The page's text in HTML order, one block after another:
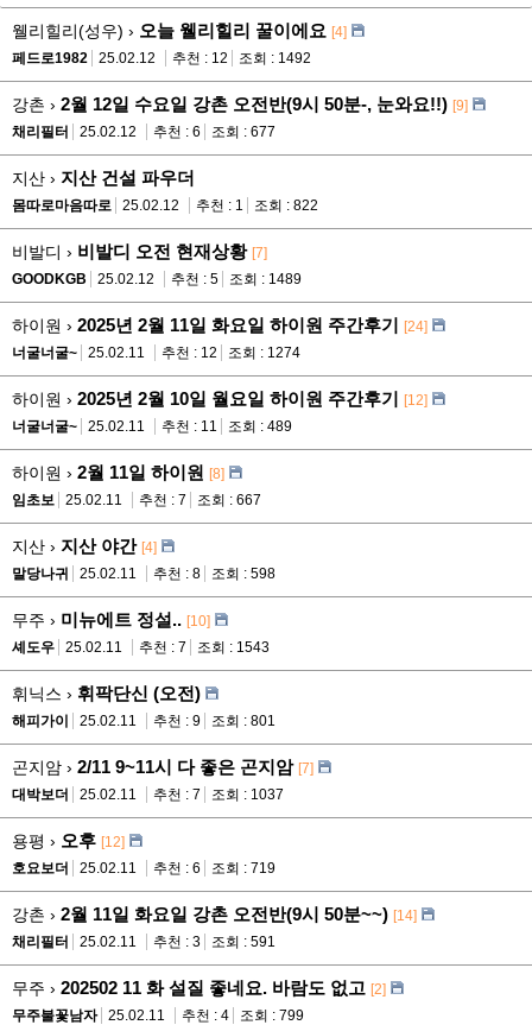
웰리힐리(성우) › 오늘 웰리힐리 꿀이에요 [4]
페드로1982
25.02.12 추천 : 12 조회 : 1492
강촌 › 2월 12일 수요일 강촌 오전반(9시 50분-, 눈와요!!) [9]
채리필터
25.02.12 추천 : 6 조회 : 677
지산 › 지산 건설 파우더
몸따로마음따로 25.02.12 추천 : 1 조회 : 822
비발디 › 비발디 오전 현재상황 [7]
GOODKGB
25.02.12 추천 : 5 조회 : 1489
하이원 › 2025년 2월 11일 화요일 하이원 주간후기 [24]
너굴너굴~
25.02.11 추천 : 12 조회 : 1274
하이원 › 2025년 2월 10일 월요일 하이원 주간후기 [12]
너굴너굴~
25.02.11 추천 : 11 조회 : 489
하이원 › 2월 11일 하이원 [8]
임초보
25.02.11 추천 : 7 조회 : 667
지산 › 지산 야간 [4]
말당나귀
25.02.11 추천 : 8 조회 : 598
무주 › 미뉴에트 정설.. [10]
셰도우
25.02.11 추천 : 7 조회 : 1543
휘닉스 › 휘팍단신 (오전)
해피가이 25.02.11 추천 : 9 조회 : 801
곤지암 › 2/11 9~11시 다 좋은 곤지암 [7]
대박보더
25.02.11 추천 : 7 조회 : 1037
용평 › 오후 [12]
호요보더
25.02.11 추천 : 6 조회 : 719
강촌 › 2월 11일 화요일 강촌 오전반(9시 50분~~) [14]
채리필터
25.02.11 추천 : 3 조회 : 591
무주 › 202502 11 화 설질 좋네요. 바람도 없고 [2]
무주불꽃남자
25.02.11 추천 : 4 조회 : 799